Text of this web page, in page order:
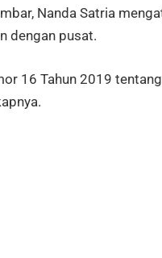
Nanda Satria
dengan pusat.
16 Tahun 2019